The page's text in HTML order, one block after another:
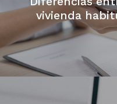
vivienda